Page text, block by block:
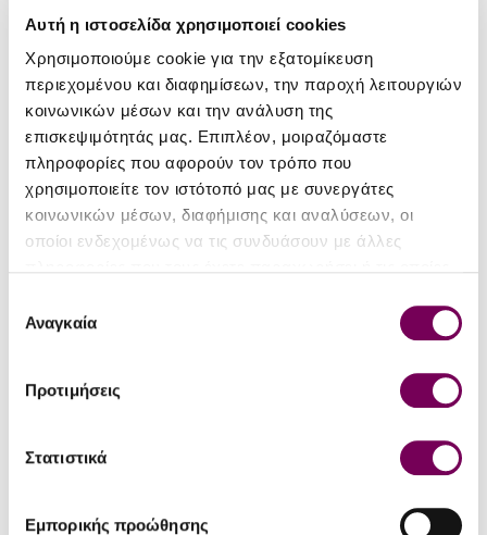
Αυτή η ιστοσελίδα χρησιμοποιεί cookies
Χρησιμοποιούμε cookie για την εξατομίκευση
περιεχομένου και διαφημίσεων, την παροχή λειτουργιών
κοινωνικών μέσων και την ανάλυση της
επισκεψιμότητάς μας. Επιπλέον, μοιραζόμαστε
πληροφορίες που αφορούν τον τρόπο που
χρησιμοποιείτε τον ιστότοπό μας με συνεργάτες
κοινωνικών μέσων, διαφήμισης και αναλύσεων, οι
οποίοι ενδεχομένως να τις συνδυάσουν με άλλες
των υπηρεσιών τους.
συγκατάθεσης
Αναγκαία
Προτιμήσεις
Στατιστικά
Εμπορικής προώθησης
Sant'Or Agiorgitiko Natural
2022
13.70€ 14.14€
Sant'Or Roditis Natural
2023
13.70€ 14.14€
Sant'Or - Winery Sant'Or - Winery
Sant'Or Winery
Santameriana 2025